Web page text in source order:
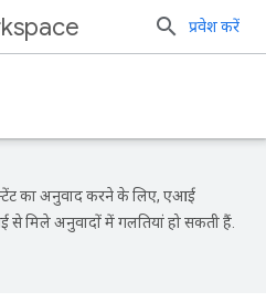
प्रवेश करें
का अनुवाद करने के लिए, एआई
से मिले अनुवादों में गलतियां हो सकती हैं.